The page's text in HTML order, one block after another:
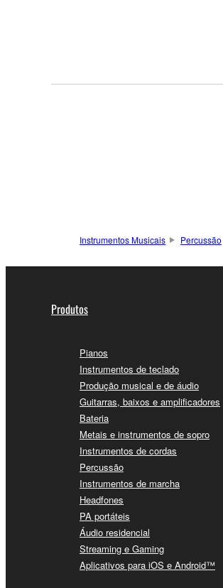
Instrumentos Musicais Percussão
Produtos
Pianos
Instrumentos de teclado
Produção musical e de áudio
Guitarras, baixos e amplificadores
Bateria
Metais e instrumentos de sopro
Instrumentos de cordas
Percussão
Instrumentos de marcha
Headfones
PA portáteis
Áudio residencial
Streaming e Gaming
Aplicativos para iOS e Android™